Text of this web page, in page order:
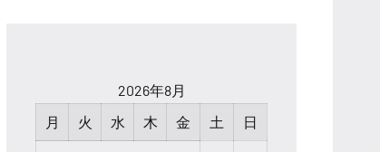
2026年8月
月
火 水 木 金 土 日